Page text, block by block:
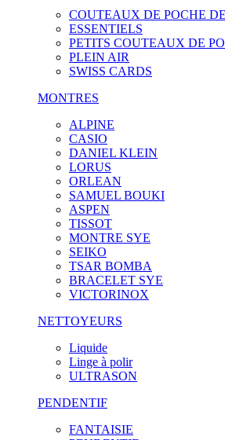
COUTEAUX DE POCHE
ESSENTIELS
PETITS COUTEAUX DE
PLEIN AIR
SWISS CARDS
MONTRES
ALPINE
CASIO
DANIEL KLEIN
LORUS
ORLEAN
SAMUEL BOUKI
ASPEN
TISSOT
MONTRE SYE
SEIKO
TSAR BOMBA
BRACELET SYE
VICTORINOX
NETTOYEURS
Liquide
Linge à polir
ULTRASON
PENDENTIF
FANTAISIE